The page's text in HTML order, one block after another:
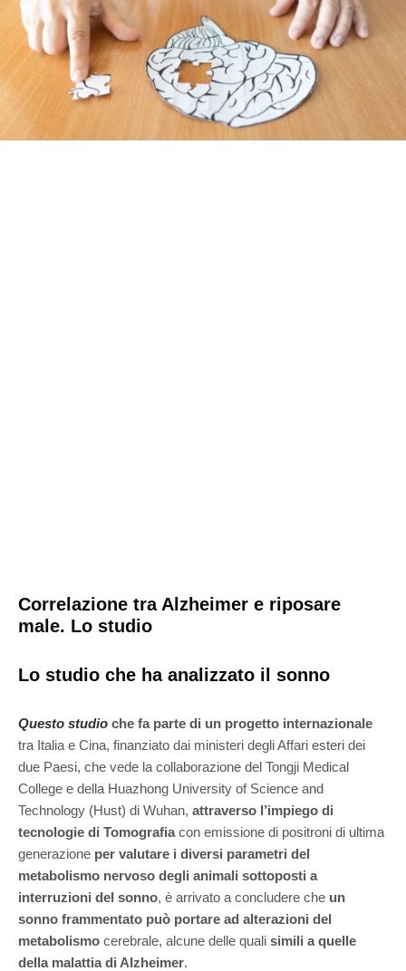
Correlazione tra Alzheimer e riposare
male. Lo studio
Lo studio che ha analizzato il sonno
Questo studio che fa parte di un progetto internazionale
tra Italia e Cina, finanziato dai ministeri degli Affari esteri dei
due Paesi, che vede la collaborazione del Tongji Medical
College e della Huazhong University of Science and
Technology (Hust) di Wuhan, attraverso l’impiego di
tecnologie di Tomografiacon emissione di positroni di ultima
generazione per valutare i diversi parametri del
metabolismo nervoso degli animali sottoposti a
interruzioni del sonno, è arrivato a concludere che un
sonno frammentato può portare ad alterazioni del
metabolismo cerebrale, alcune delle quali simili a quelle
della malattia di Alzheimer.